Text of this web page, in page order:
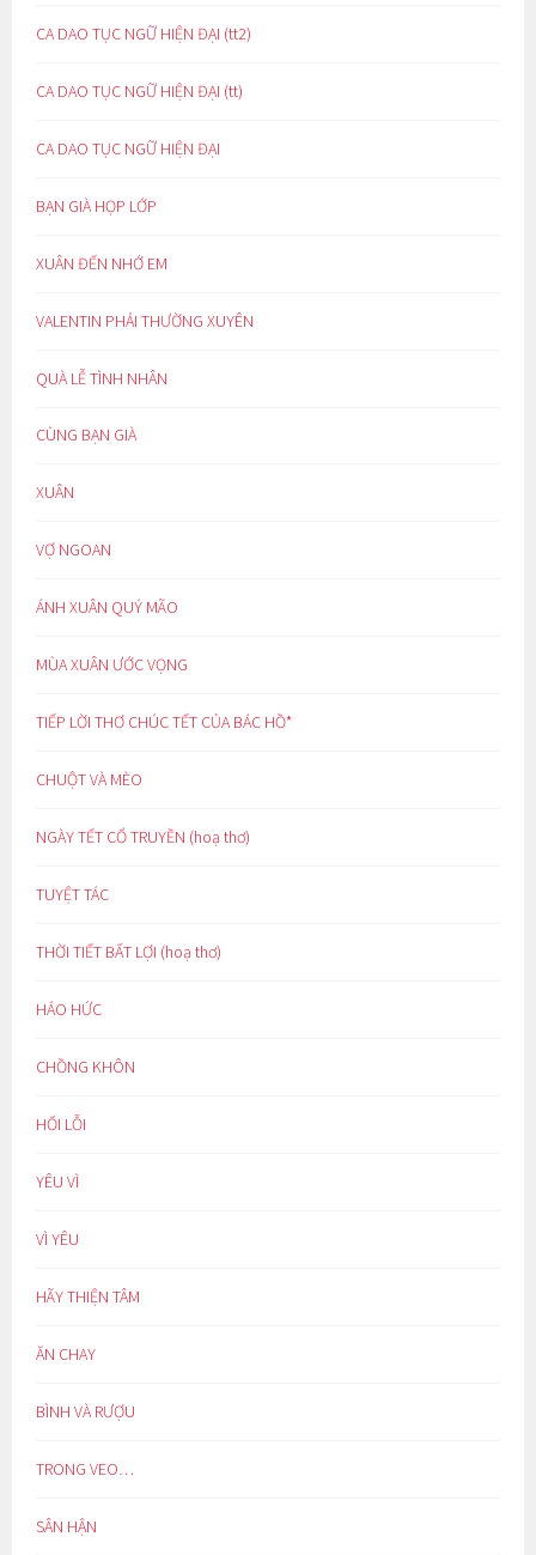
CA DAO TỤC NGỮ HIỆN ĐẠI (tt2)
CA DAO TỤC NGỮ HIỆN ĐẠI (tt)
CA DAO TỤC NGỮ HIỆN ĐẠI
BẠN GIÀ HỌP LỚP
XUÂN ĐẾN NHỚ EM
VALENTIN PHẢI THƯỜNG XUYÊN
QUÀ LỄ TÌNH NHÂN
CÙNG BẠN GIÀ
XUÂN
VỢ NGOAN
ÁNH XUÂN QUÝ MÃO
MÙA XUÂN ƯỚC VỌNG
TIẾP LỜI THƠ CHÚC TẾT CỦA BÁC HỒ*
CHUỘT VÀ MÈO
NGÀY TẾT CỔ TRUYỀN (hoạ thơ)
TUYỆT TÁC
THỜI TIẾT BẤT LỢI (hoạ thơ)
HÁO HỨC
CHỒNG KHÔN
HỐI LỖI
YÊU VÌ
VÌ YÊU
HÃY THIỆN TÂM
ĂN CHAY
BÌNH VÀ RƯỢU
TRONG VEO…
SÂN HẬN